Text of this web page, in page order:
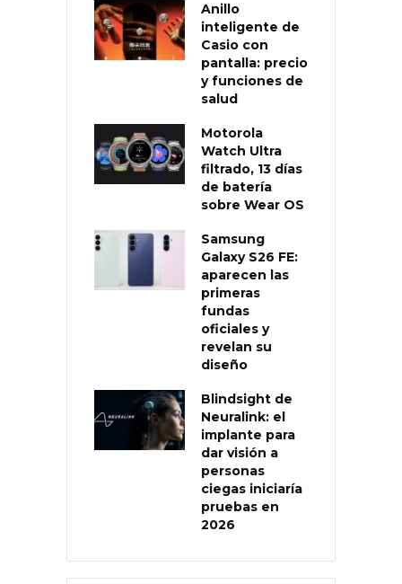
Anillo
inteligente de
Casio con
pantalla: precio
y funciones de
salud
Motorola
Watch Ultra
filtrado, 13 días
de batería
sobre Wear OS
Samsung
Galaxy S26 FE:
aparecen las
primeras
fundas
oficiales y
revelan su
diseño
Blindsight de
Neuralink: el
implante para
dar visión a
personas
ciegas iniciaría
pruebas en
2026